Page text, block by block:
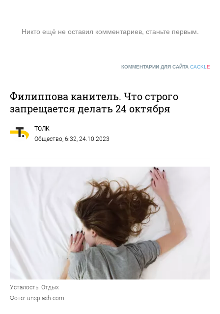
Никто ещё не оставил комментариев, станьте первым.
КОММЕНТАРИИ ДЛЯ САЙТА CACKL E
Филиппова канитель. Что строго
запрещается делать 24 октября
ТОЛК
Общество , 6:32, 24.10.2023
Усталость. Отдых
Фото: unsplash.com